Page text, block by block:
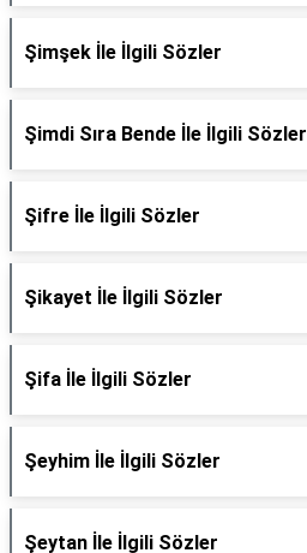
Şimşek İle İlgili Sözler
Şimdi Sıra Bende İle İlgili Sözler
Şifre İle İlgili Sözler
Şikayet İle İlgili Sözler
Şifa İle İlgili Sözler
Şeyhim İle İlgili Sözler
Şeytan İle İlgili Sözler